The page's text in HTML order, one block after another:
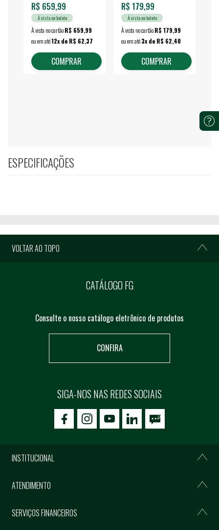
R$ 659,99
À vista no boleto
À vista no cartãoR$ 659,99
ou em até12x de R$ 62,37
COMPRAR
R$ 179,99
À vista no boleto
À vista no cartãoR$ 179,99
ou em até3x de R$ 62,40
COMPRAR
ESPECIFICAÇÕES
VOLTAR AO TOPO
CATÁLOGO FG
Consulte o nosso catálogo eletrônico de produtos
CONFIRA
SIGA-NOS NAS REDES SOCIAIS
icon-facebookicon-social02icon-social03
INSTITUCIONAL
ATENDIMENTO
SERVIÇOS FINANCEIROS